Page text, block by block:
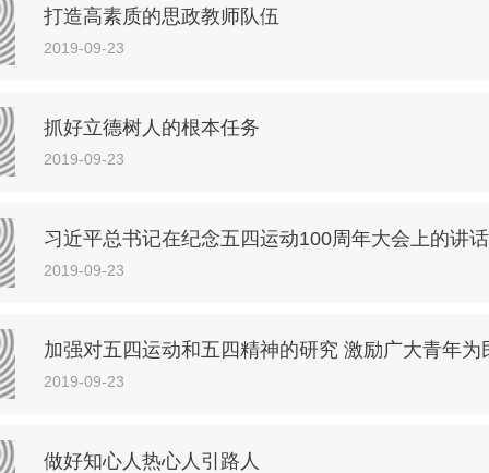
打造高素质的思政教师队伍
2019-09-23
抓好立德树人的根本任务
2019-09-23
习近平总书记在纪念五四运动100周年大会上的讲话
2019-09-23
加强对五四运动和五四精神的研究 激励广大青年为
2019-09-23
做好知心人热心人引路人